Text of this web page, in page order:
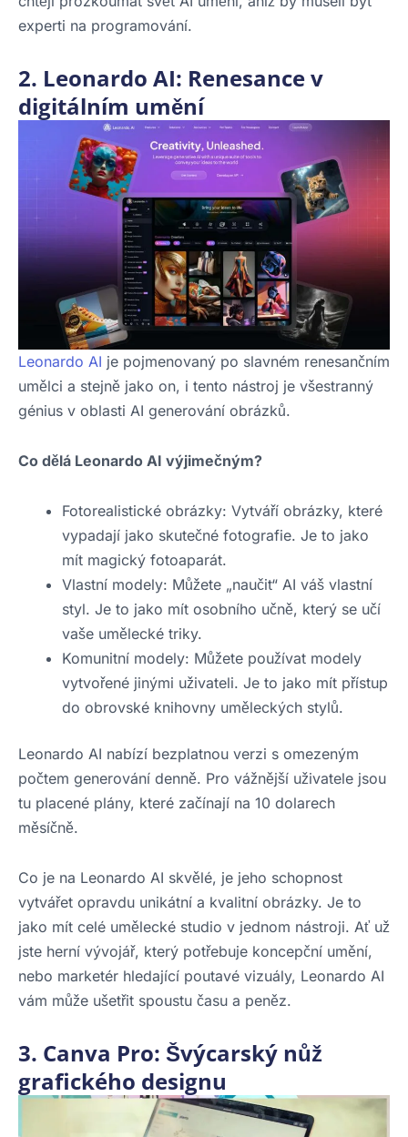
experti na programování.
2. Leonardo AI: Renesance v
digitálním umění
Leonardo AI je pojmenovaný po slavném renesančním
umělci a stejně jako on, i tento nástroj je všestranný
génius v oblasti AI generování obrázků.
Co dělá Leonardo AI výjimečným?
Fotorealistické obrázky: Vytváří obrázky, které
vypadají jako skutečné fotografie. Je to jako
mít magický fotoaparát.
Vlastní modely: Můžete „naučit“ AI váš vlastní
styl. Je to jako mít osobního učně, který se učí
vaše umělecké triky.
Komunitní modely: Můžete používat modely
vytvořené jinými uživateli. Je to jako mít přístup
do obrovské knihovny uměleckých stylů.
Leonardo AI nabízí bezplatnou verzi s omezeným
počtem generování denně. Pro vážnější uživatele jsou
tu placené plány, které začínají na 10 dolarech
měsíčně.
Co je na Leonardo AI skvělé, je jeho schopnost
vytvářet opravdu unikátní a kvalitní obrázky. Je to
jako mít celé umělecké studio v jednom nástroji. Ať už
jste herní vývojář, který potřebuje koncepční umění,
nebo marketér hledající poutavé vizuály, Leonardo AI
vám může ušetřit spoustu času a peněz.
3. Canva Pro: Švýcarský nůž
grafického designu